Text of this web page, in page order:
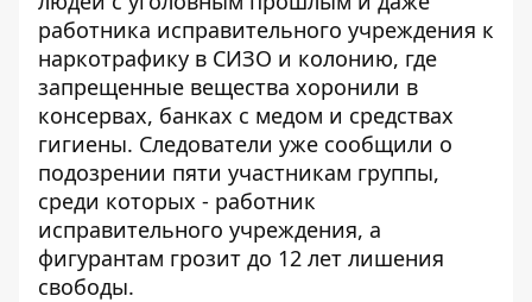
работника исправительного учреждения к
наркотрафику в СИЗО и колонию, где
запрещенные вещества хоронили в
консервах, банках с медом и средствах
гигиены. Следователи уже сообщили о
подозрении пяти участникам группы,
среди которых - работник
исправительного учреждения, а
фигурантам грозит до 12 лет лишения
свободы.